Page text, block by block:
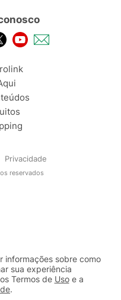
Privacidade
reservados
informações sobre como
sua experiência
Termos de Usoe a
.